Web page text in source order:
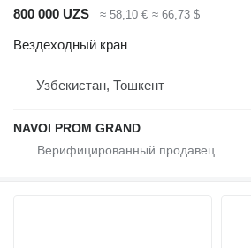
800 000 UZS
≈ 58,10 € ≈ 66,73 $
Вездеходный кран
Узбекистан, Тошкент
NAVOI PROM GRAND